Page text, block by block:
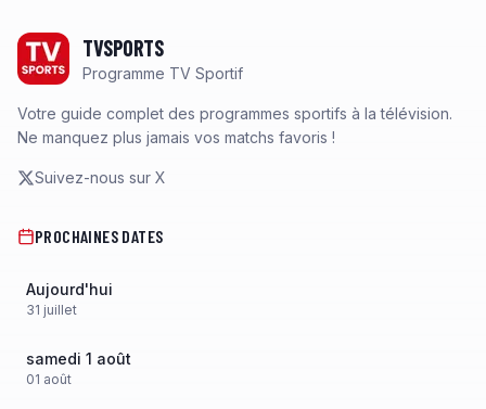
TVSPORTS
Programme TV Sportif
Votre guide complet des programmes sportifs à la télévision.
Ne manquez plus jamais vos matchs favoris !
Suivez-nous sur X
PROCHAINES DATES
Aujourd'hui
31 juillet
samedi 1 août
01 août